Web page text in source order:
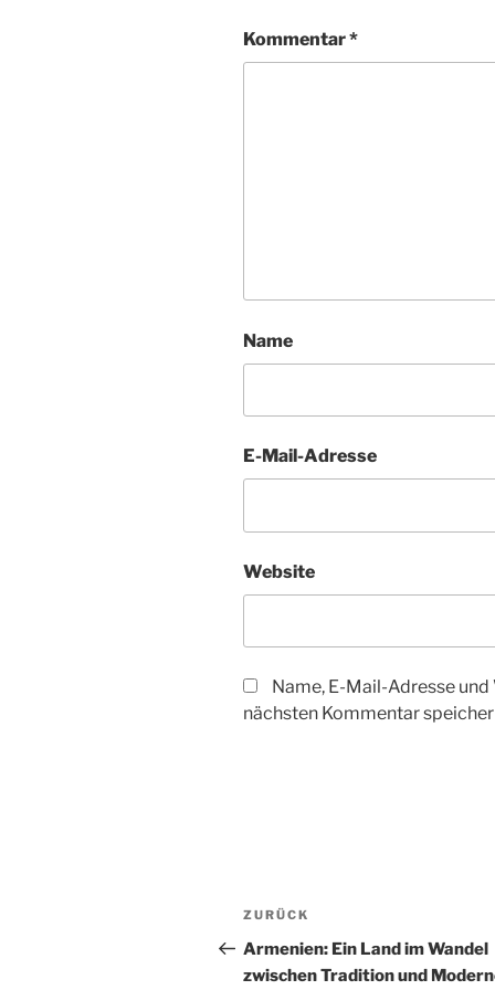
Kommentar*
Name
E-Mail-Adresse
Website
Name, E-Mail-Adresse
nächsten Kommentar
Beitragsnavigation
Vorheriger
Beitrag
ZURÜCK
Armenien: Ein Land im Wandel
zwischen Tradition und